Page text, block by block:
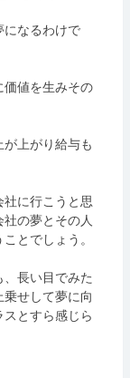
になるわけで
価値を生みその
上がり給与も
社に行こうと思
の夢とその人
とでしょう。
長い目でみた
せして夢に向
とすら感じら